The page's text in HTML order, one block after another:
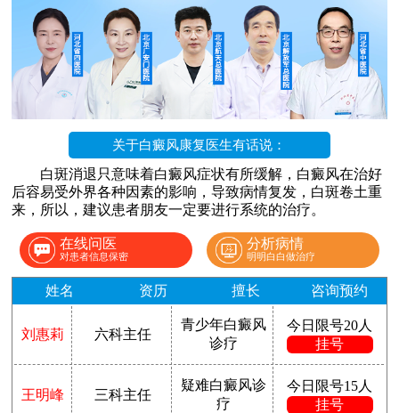
关于白癜风康复医生有话说：
白斑消退只意味着白癜风症状有所缓解，白癜风在治好
后容易受外界各种因素的影响，导致病情复发，白斑卷土重
来，所以，建议患者朋友一定要进行系统的治疗。
在线问医
对患者信息保密
分析病情
明明白白做治疗
姓名 资历 擅长 咨询预约
刘惠莉 六科主任
青少年白癜风
诊疗
今日限号20人
挂号
王明峰 三科主任
疑难白癜风诊
疗
今日限号15人
挂号